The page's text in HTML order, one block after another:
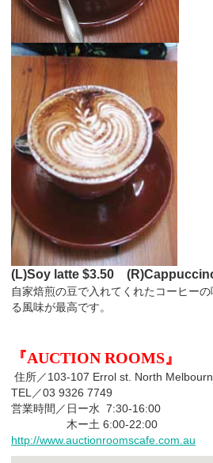
(L)Soy latte $3.50
自家焙煎の豆で入れてくれたコーヒー
る風味が最高です。
『AUCTION ROOMS』
住所／103-107 Errol st. North
TEL／03 9326 7749
営業時間／日ー水 7:30-16:00
木ー土 6:00-22:00
http://www.auctionroomscafe.com.au